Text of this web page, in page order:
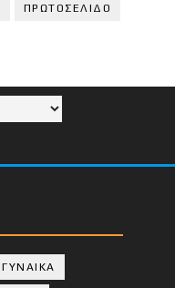
ΠΡΩΤΟΣΕΛΙΔΟ
ΓΥΝΑΙΚΑ